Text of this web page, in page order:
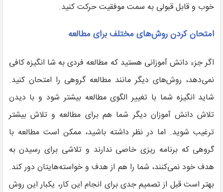
خوب و قابل قبولی به سمت موفقیت حرکت کنید.
امتحان کردن روش‌های مختلف برای مطالعه
اگر جزء دانش آموزانی هستید که مطالعه فردی به شا انگیزه کافی
نمی‌دهد، روش‌های دیگر مانند مطالعه گروهی را امتحان کنید.
شاید انگیزه شما با تغییر الگوی مطالعه بیشتر شود و با دیدن
تلاش دانش آموزان دیگر شما هم برای مطالعه و تلاش بیشتر
ترغیب شوید. اما در نظر داشته باشید، ممکن است مطالعه با
گروهی که برنامه ریزی خاصی ندارند و تلاشی برای رسیدن به
هدف خود نمی‌کنند، شما را هم از هدف و خواسته‌هایتان دور کند.
بهتر است قبل از تصمیم جدی برای انجام این کار، یکبار این روش